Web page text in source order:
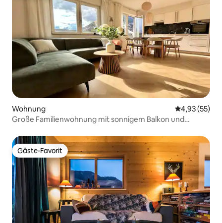
Wohnung
4,93 (55)
Große Familienwohnung mit sonnigem Balkon und
Gäste-Favorit
Gäste-Favorit